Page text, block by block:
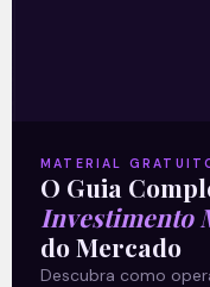
Sobre nós
Termos e Condições
Política de
MATERIAL
O Guia
Investimento
do Mercado
Descubra como